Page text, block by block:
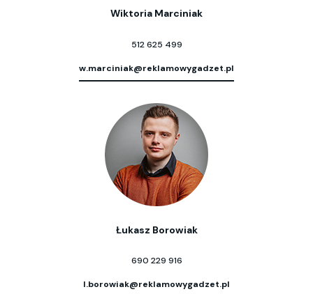
Wiktoria Marciniak
512 625 499
w.marciniak@reklamowygadzet.pl
Łukasz Borowiak
690 229 916
l.borowiak@reklamowygadzet.pl